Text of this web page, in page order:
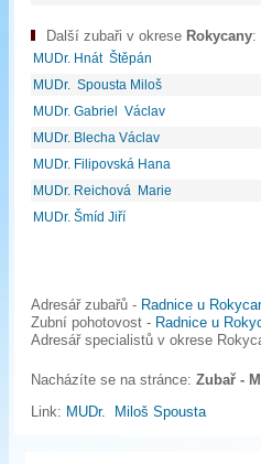
Další zubaři v okrese Rokycany:
MUDr. Hnát Štěpán
MUDr. Spousta Miloš
MUDr. Gabriel Václav
MUDr. Blecha Václav
MUDr. Filipovská Hana
MUDr. Reichová Marie
MUDr. Šmíd Jiří
Adresář zubařů - Radnice u
Zubní pohotovost - Radnice u
Adresář specialistů v okrese
Nacházíte se na stránce: Zubař -
Link: MUDr. Miloš Spousta